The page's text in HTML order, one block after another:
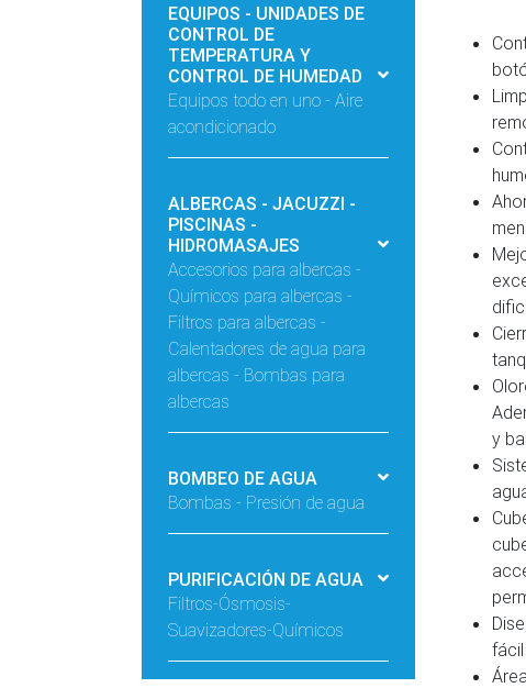
EQUIPOS - UNIDADES DE
CONTROL DE
TEMPERATURA Y
CONTROL DE HUMEDAD
Equipos todo en uno - Aire
acondicionado
ALBERCAS - JACUZZI -
PISCINAS -
HIDROMASAJES
Accesorios para albercas -
Químicos para albercas -
Filtros para albercas -
Calentadores de agua para
albercas - Bombas para
albercas
BOMBEO DE AGUA
Bombas - Presión de agua
PURIFICACIÓN DE AGUA
Filtros-Ósmosis-
Suavizadores-Químicos
y